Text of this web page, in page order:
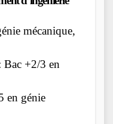
mécanique,
Bac +2/3 en
en génie